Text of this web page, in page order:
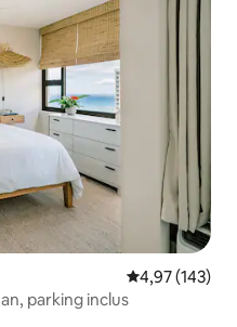
Évaluation
4,97 (143)
parking inclus